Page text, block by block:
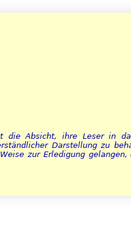
die Absicht, ihre Leser in
Darstellung zu
zur Erledigung gelangen,